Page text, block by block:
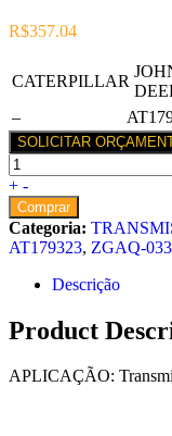
R$357.04
CATERPILLAR
–
SOLICITAR
+ -
Comprar
Categoria:
AT179323, ZGAQ-
Descrição
Product
APLICAÇÃO: